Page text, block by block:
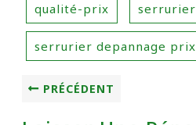
qualité-prix serrurier
serrurier depannage prix
PRÉCÉDENT